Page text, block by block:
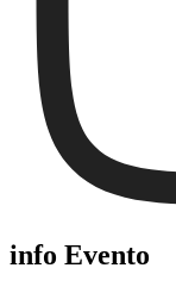
info Evento